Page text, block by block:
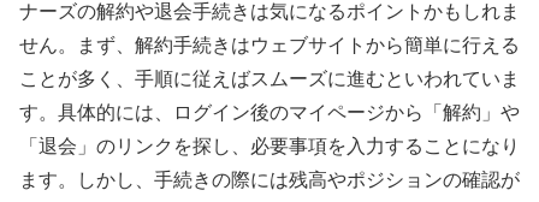
ナーズの解約や退会手続きは気になるポイントかもしれま
せん。まず、解約手続きはウェブサイトから簡単に行える
ことが多く、手順に従えばスムーズに進むといわれていま
す。具体的には、ログイン後のマイページから「解約」や
「退会」のリンクを探し、必要事項を入力することになり
ます。しかし、手続きの際には残高やポジションの確認が